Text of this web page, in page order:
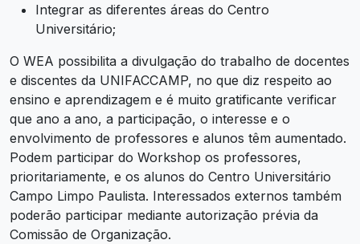
Integrar as diferentes áreas do Centro
Universitário;
O WEA possibilita a divulgação do trabalho de docentes
e discentes da UNIFACCAMP, no que diz respeito ao
ensino e aprendizagem e é muito gratificante verificar
que ano a ano, a participação, o interesse e o
envolvimento de professores e alunos têm aumentado.
Podem participar do Workshop os professores,
prioritariamente, e os alunos do Centro Universitário
Campo Limpo Paulista. Interessados externos também
poderão participar mediante autorização prévia da
Comissão de Organização.